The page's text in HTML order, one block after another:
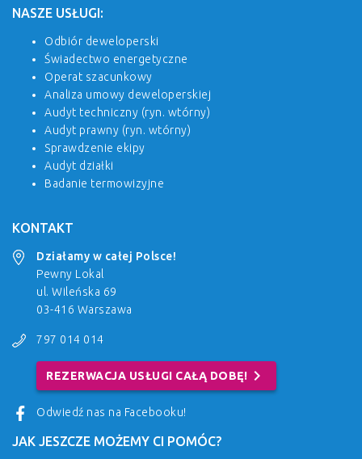
NASZE USŁUGI:
Odbiór deweloperski
Świadectwo energetyczne
Operat szacunkowy
Analiza umowy deweloperskiej
Audyt techniczny (ryn. wtórny)
Audyt prawny (ryn. wtórny)
Sprawdzenie ekipy
Audyt działki
Badanie termowizyjne
KONTAKT
Działamy w całej Polsce!
Pewny Lokal
ul. Wileńska 69
03-416 Warszawa
797 014 014
REZERWACJA USŁUGI CAŁĄ DOBĘ! chevron_right
Odwiedź nas na Facebooku!
JAK JESZCZE MOŻEMY CI POMÓC?